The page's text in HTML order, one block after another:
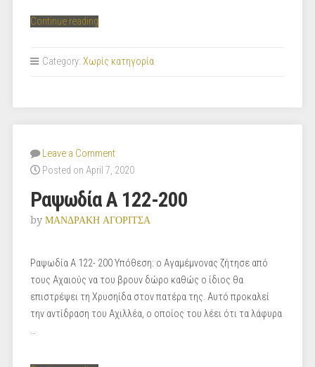
Continue reading“Ιλιάδα
Α
Category: Χωρίς κατηγορία
Leave a Comment
Posted on April 7, 2020
Ραψωδία Α 122-200
by ΜΑΝΔΡΑΚΗ ΑΓΟΡΙΤΣΑ
Ραψωδία Α 122- 200 Υπόθεση: ο Αγαμέμνονας ζήτησε από
τους Αχαιούς να του βρουν δώρο καθώς ο ίδιος θα
επιστρέψει τη Χρυσηίδα στον πατέρα της. Αυτό προκαλεί
την αντίδραση του Αχιλλέα, ο οποίος του λέει ότι τα λάφυρα
…